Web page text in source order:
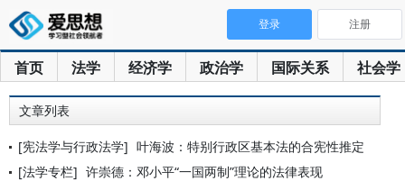
首页 法学 经济学 政治学 国际关系 社会学
登录 注册
文章列表
[宪法学与行政法学] 叶海波：特别行政区基本法的合宪性推定
[法学专栏] 许崇德：邓小平“一国两制”理论的法律表现